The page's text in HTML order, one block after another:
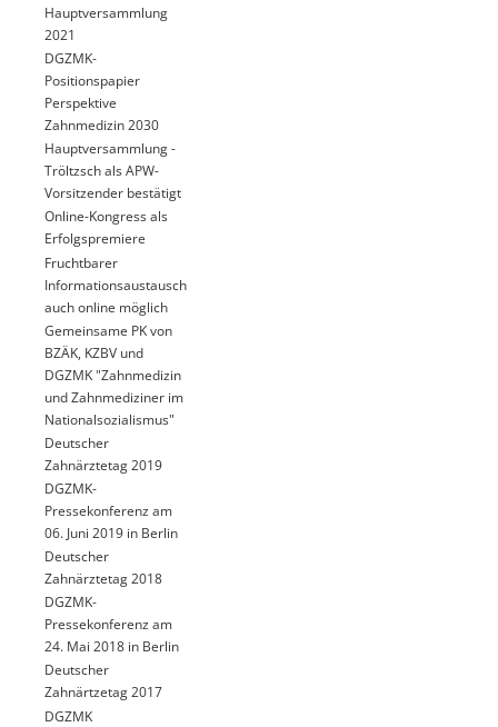
Hauptversammlung
2021
DGZMK-
Positionspapier
Perspektive
Zahnmedizin 2030
Hauptversammlung -
Tröltzsch als APW-
Vorsitzender bestätigt
Online-Kongress als
Erfolgspremiere
Fruchtbarer
Informationsaustausch
auch online möglich
Gemeinsame PK von
BZÄK, KZBV und
DGZMK "Zahnmedizin
und Zahnmediziner im
Nationalsozialismus"
Deutscher
Zahnärztetag 2019
DGZMK-
Pressekonferenz am
06. Juni 2019 in Berlin
Deutscher
Zahnärztetag 2018
DGZMK-
Pressekonferenz am
24. Mai 2018 in Berlin
Deutscher
Zahnärtzetag 2017
DGZMK